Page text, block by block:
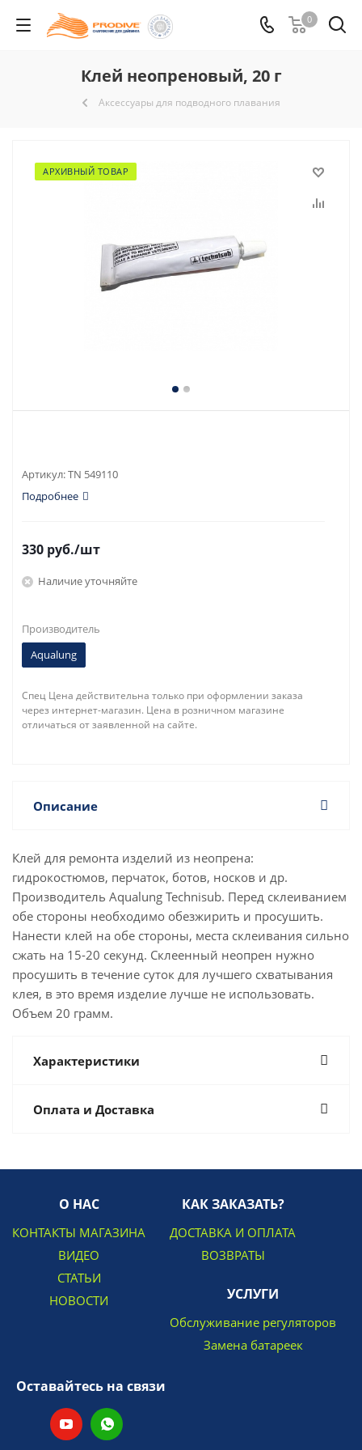
0
Клей неопреновый, 20 г
Аксессуары для подводного плавания
АРХИВНЫЙ ТОВАР
Артикул:TN 549110
Подробнее
330 руб./шт
Наличие уточняйте
Производитель
Aqualung
Спец Цена действительна только при оформлении заказа
через интернет-магазин. Цена в розничном магазине
отличаться от заявленной на сайте.
Описание
Клей для ремонта изделий из неопрена:
гидрокостюмов, перчаток, ботов, носков и др.
Производитель Aqualung Technisub. Перед склеиванием
обе стороны необходимо обезжирить и просушить.
Нанести клей на обе стороны, места склеивания сильно
сжать на 15-20 секунд. Склеенный неопрен нужно
просушить в течение суток для лучшего схватывания
клея, в это время изделие лучше не использовать.
Объем 20 грамм.
Характеристики
Оплата и Доставка
О НАС
КОНТАКТЫ МАГАЗИНА
ВИДЕО
СТАТЬИ
НОВОСТИ
КАК ЗАКАЗАТЬ?
ДОСТАВКА И ОПЛАТА
ВОЗВРАТЫ
УСЛУГИ
Обслуживание регуляторов
Замена батареек
Оставайтесь на связи